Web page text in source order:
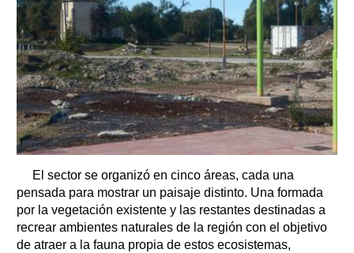
El sector se organizó en cinco áreas, cada una
pensada para mostrar un paisaje distinto. Una formada
por la vegetación existente y las restantes destinadas a
recrear ambientes naturales de la región con el objetivo
de atraer a la fauna propia de estos ecosistemas,